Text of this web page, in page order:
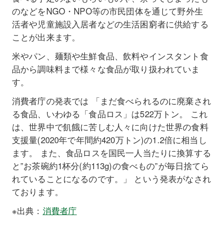
のなどをNGO・NPO等の市民団体を通じて野外生
活者や児童施設入居者などの生活困窮者に供給する
ことが出来ます。
米やパン、麺類や生鮮食品、飲料やインスタント食
品から調味料まで様々な食品が取り扱われていま
す。
消費者庁の発表では 「まだ食べられるのに廃棄され
る食品、いわゆる「食品ロス」は522万トン。 これ
は、世界中で飢餓に苦しむ人々に向けた世界の食料
支援量(2020年で年間約420万トン)の1.2倍に相当し
ます。 また、食品ロスを国民一人当たりに換算する
と”お茶碗約1杯分(約113g)の食べもの”が毎日捨てら
れていることになるのです。」 という発表がなされ
ております。
※出典： 消費者庁